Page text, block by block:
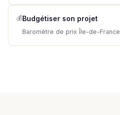
💰Budgétiser son projet
Baromètre de prix Île-de-France